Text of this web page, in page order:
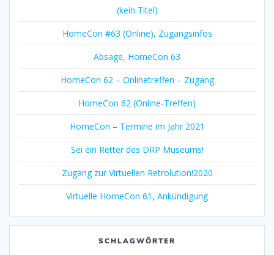
(kein Titel)
HomeCon #63 (Online), Zugangsinfos
Absage, HomeCon 63
HomeCon 62 – Onlinetreffen – Zugang
HomeCon 62 (Online-Treffen)
HomeCon – Termine im Jahr 2021
Sei ein Retter des DRP Museums!
Zugang zur Virtuellen Retrolution!2020
Virtuelle HomeCon 61, Ankündigung
SCHLAGWÖRTER